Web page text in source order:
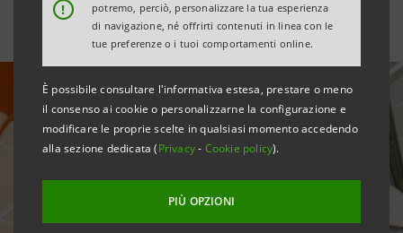
!
potremo, perciò, personalizzare la tua esperienza
di navigazione, né offrirti contenuti in linea con le
tue preferenze o i tuoi comportamenti online.
È possibile consultare l'informativa estesa, prestare o meno
il consenso ai cookie o personalizzarne la configurazione e
modificare le proprie scelte in qualsiasi momento accedendo
alla sezione dedicata (Privacy- Cookie policy).
PIÙ OPZIONI